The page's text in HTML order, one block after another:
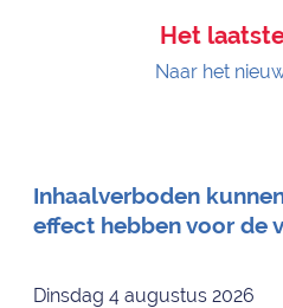
Het
Naar het
Inhaalverboden
effect hebben voor de
Dinsdag 4 augustus 2026